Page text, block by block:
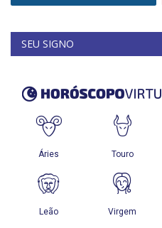
SEU SIGNO